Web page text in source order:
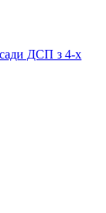
ДСП з 4-х